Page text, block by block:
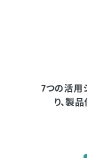
7つの活用
り、製